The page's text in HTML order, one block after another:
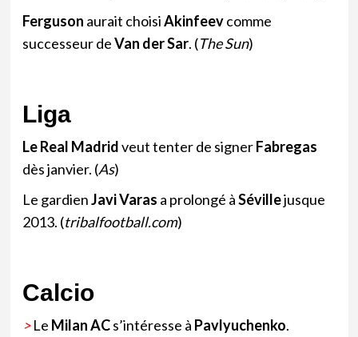
Ferguson aurait choisiAkinfeevcomme
successeur deVan der Sar. (The Sun)
Liga
Le Real Madridveut tenter de signerFabregas
dès janvier. (As)
Le gardienJavi Varas a prolongé àSévillejusque
2013. (tribalfootball.com)
Calcio
>Le Milan ACs’intéresse à Pavlyuchenko.